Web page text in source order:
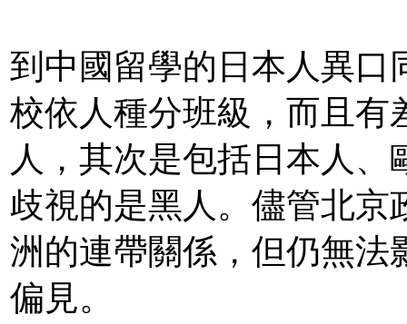
到中國留學的日本人異口
校依人種分班級，而且有
人，其次是包括日本人
歧視的是黑人。儘管北京
洲的連帶關係，但仍無法
偏見。